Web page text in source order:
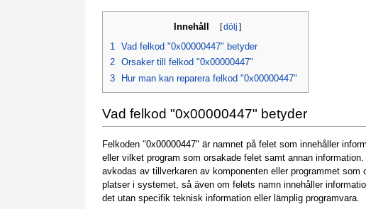
Innehåll [ dölj ]
1 Vad felkod "0x00000447" betyder
2 Orsaker till felkod "0x00000447"
3
Hur man kan reparera felkod "0x00000447"
Vad felkod "0x00000447" betyder
Felkoden "0x00000447" är namnet på felet som innehåller
eller vilket program som orsakade felet samt annan
avkodas av tillverkaren av komponenten eller programmet
platser i systemet, så även om felets namn innehåller
det utan specifik teknisk information eller lämplig programvara.
Once the download is complete, click on the
downloaded file link